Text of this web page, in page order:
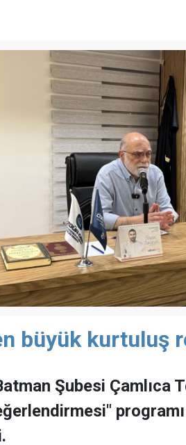
büyük kurtuluş
Şubesi Çamlıca